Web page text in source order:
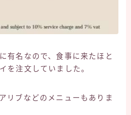
有名なので、食事に来たほと
を注文していました。
リブなどのメニューもありま